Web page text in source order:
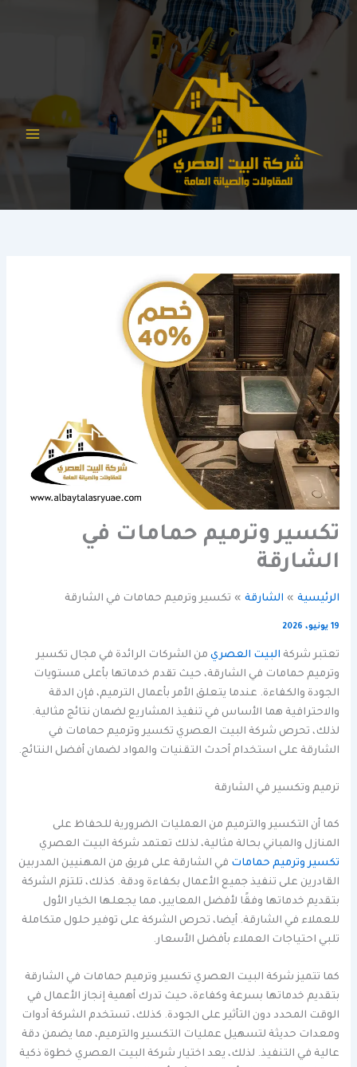
تخطي
تكسير وترميم حمامات في
الشارقة
الرئيسية الشارقة تكسير وترميم حمامات في الشارقة
19 يونيو، 2026
تعتبر شركة البيت العصري من الشركات الرائدة في مجال تكسير
وترميم حمامات في الشارقة، حيث تقدم خدماتها بأعلى مستويات
الجودة والكفاءة. عندما يتعلق الأمر بأعمال الترميم، فإن الدقة
والاحترافية هما الأساس في تنفيذ المشاريع لضمان نتائج مثالية.
لذلك، تحرص شركة البيت العصري تكسير وترميم حمامات في
الشارقة على استخدام أحدث التقنيات والمواد لضمان أفضل النتائج.
ترميم وتكسير في الشارقة
كما أن التكسير والترميم من العمليات الضرورية للحفاظ على
المنازل والمباني بحالة مثالية، لذلك تعتمد شركة البيت العصري
تكسير وترميم حمامات في الشارقة على فريق من المهنيين المدربين
القادرين على تنفيذ جميع الأعمال بكفاءة ودقة. كذلك، تلتزم الشركة
بتقديم خدماتها وفقًا لأفضل المعايير، مما يجعلها الخيار الأول
للعملاء في الشارقة. أيضا، تحرص الشركة على توفير حلول متكاملة
تلبي احتياجات العملاء بأفضل الأسعار.
كما تتميز شركة البيت العصري تكسير وترميم حمامات في الشارقة
بتقديم خدماتها بسرعة وكفاءة، حيث تدرك أهمية إنجاز الأعمال في
الوقت المحدد دون التأثير على الجودة. كذلك، تستخدم الشركة أدوات
ومعدات حديثة لتسهيل عمليات التكسير والترميم، مما يضمن دقة
عالية في التنفيذ. لذلك، يعد اختيار شركة البيت العصري خطوة ذكية